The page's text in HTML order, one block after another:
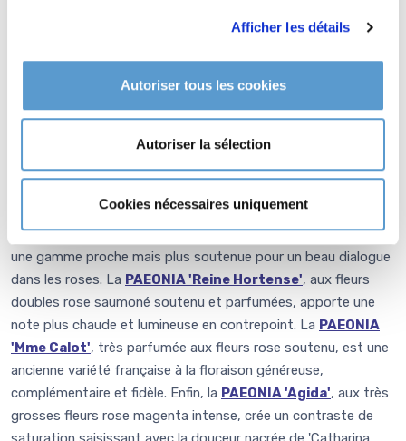
Afficher les détails
Autoriser tous les cookies
Autoriser la sélection
Cookies nécessaires uniquement
Associations
Dans un massif de pivoines herbacées parfumées, 'Catharina
Fontijn' et son rose nacré pâle s'associe harmonieusement
PAEONIA 'Sarah Bernhardt', aux grandes
fleurs doubles rose frais brillant très parfumées, joue dans
une gamme proche mais plus soutenue pour un beau dialogue
dans les roses. La PAEONIA 'Reine Hortense', aux fleurs
doubles rose saumoné soutenu et parfumées, apporte une
note plus chaude et lumineuse en contrepoint. La PAEONIA
'Mme Calot', très parfumée aux fleurs rose soutenu, est une
ancienne variété française à la floraison généreuse,
complémentaire et fidèle. Enfin, la PAEONIA 'Agida', aux très
grosses fleurs rose magenta intense, crée un contraste de